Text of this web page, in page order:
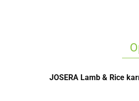
JOSERA Lamb & Rice